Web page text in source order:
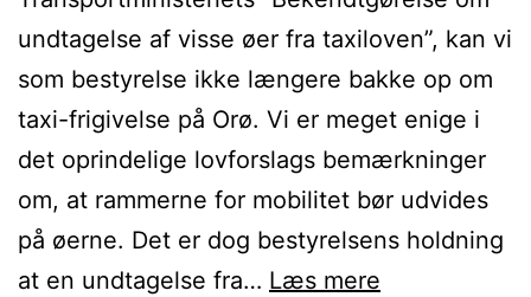
undtagelse af visse øer fra taxiloven”, kan vi
som bestyrelse ikke længere bakke op om
taxi-frigivelse på Orø. Vi er meget enige i
det oprindelige lovforslags bemærkninger
om, at rammerne for mobilitet bør udvides
på øerne. Det er dog bestyrelsens holdning
at en undtagelse fra… Læs mere